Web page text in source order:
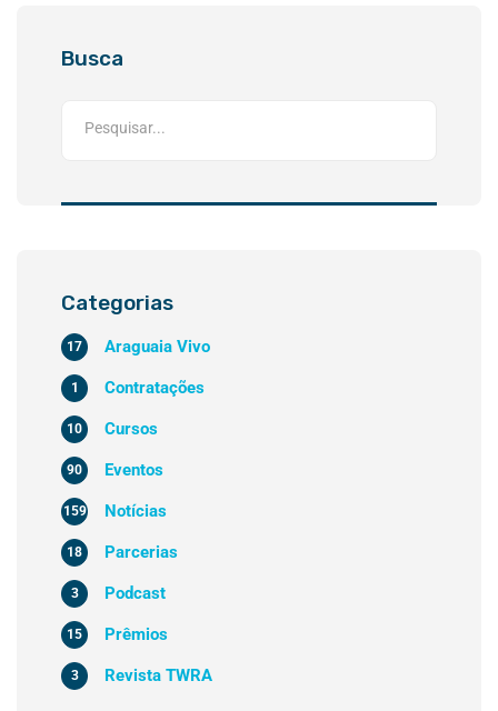
Busca
Categorias
Araguaia Vivo
17
Contratações
1
Cursos
10
Eventos
90
Notícias
159
Parcerias
18
Podcast
3
Prêmios
15
Revista TWRA
3